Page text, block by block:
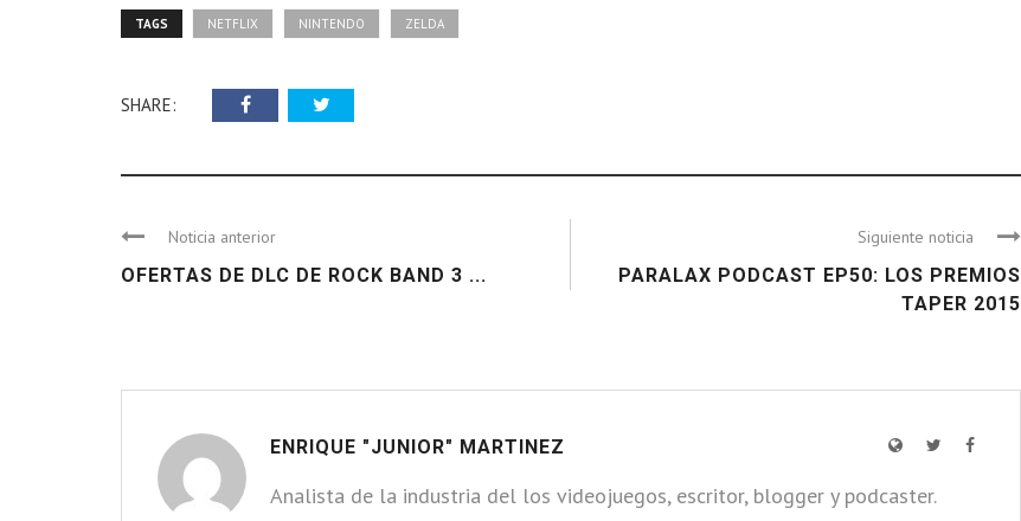
TAGS NETFLIX NINTENDO ZELDA
SHARE:
Noticia anterior
OFERTAS DE DLC DE ROCK BAND 3 ...
Siguiente noticia
PARALAX PODCAST EP50: LOS PREMIOS
TAPER 2015
ENRIQUE "JUNIOR" MARTINEZ
Analista de la industria del los videojuegos, escritor, blogger y podcaster.